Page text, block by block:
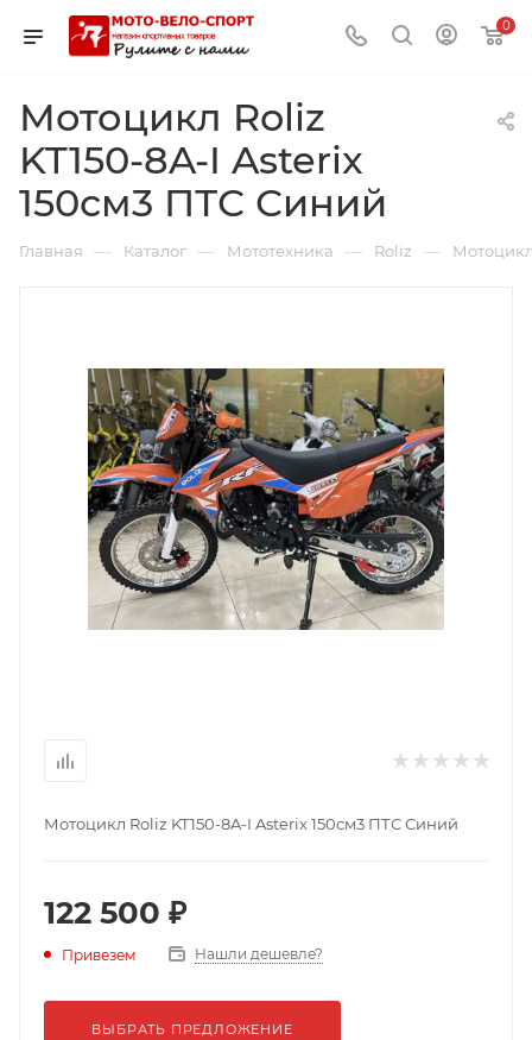
0
Мотоцикл Roliz
KT150-8A-I Asterix
150см3 ПТС Синий
Главная — Каталог — Мототехника — Roliz —
Мотоцикл Roliz KT150-8A-I Asterix 150см3 ПТС Синий
122 500 ₽
Привезем Нашли дешевле?
ВЫБРАТЬ ПРЕДЛОЖЕНИЕ